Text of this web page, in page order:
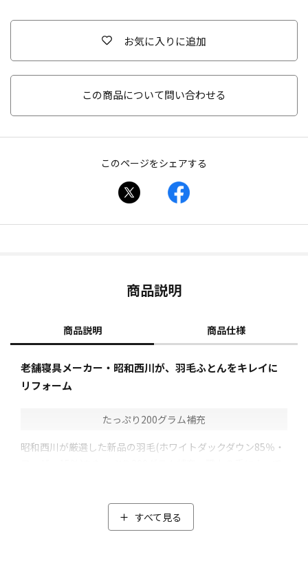
お気に入りに追加
この商品について問い合わせる
このページをシェアする
商品説明
商品説明 商品仕様
老舗寝具メーカー・昭和西川が、羽毛ふとんをキレイに
リフォーム
たっぷり200グラム補充
昭和西川が厳選した新品の羽毛(ホワイトダックダウン85％・
除菌・ダニ除去も行います。
さらに、除塵も行い綺麗な羽毛に仕上げます。
すべて見る